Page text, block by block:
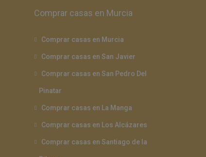
Comprar casas en Murcia
Comprar casas en Murcia
Comprar casas en San Javier
Comprar casas en San Pedro Del
Pinatar
Comprar casas en La Manga
Comprar casas en Los Alcázares
Comprar casas en Santiago de la